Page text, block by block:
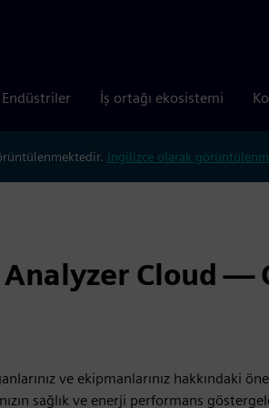
Endüstriler İş ortağı ekosistemi
İngilizce olarak
Cloud —
ve ekipmanlarınız hakkındaki
sağlık ve enerji performans